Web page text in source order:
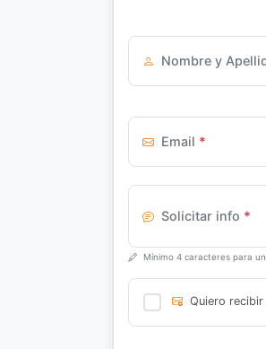
Nombre y
Email *
Solicitar info *
Mínimo 4 caracteres para
Quiero